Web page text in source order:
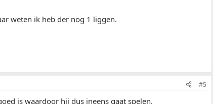
weten ik heb der nog 1 liggen.
#5
is waardoor hij dus ineens gaat spelen.